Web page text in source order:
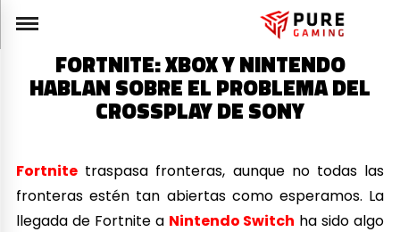
FORTNITE: XBOX Y NINTENDO
HABLAN SOBRE EL PROBLEMA DEL
CROSSPLAY DE SONY
Fortnite traspasa fronteras, aunque no todas las
fronteras estén tan abiertas como esperamos. La
llegada de Fortnite a Nintendo Switch ha sido algo